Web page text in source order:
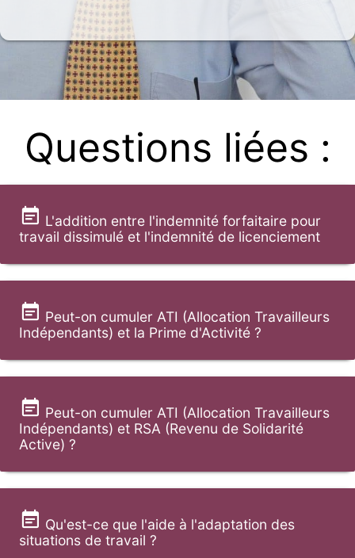
Questions liées :
L'addition entre l'indemnité forfaitaire pour
travail dissimulé et l'indemnité de licenciement
Peut-on cumuler ATI (Allocation Travailleurs
Indépendants) et la Prime d'Activité ?
Peut-on cumuler ATI (Allocation Travailleurs
Indépendants) et RSA (Revenu de Solidarité
Active) ?
Qu'est-ce que l'aide à l'adaptation des
situations de travail ?